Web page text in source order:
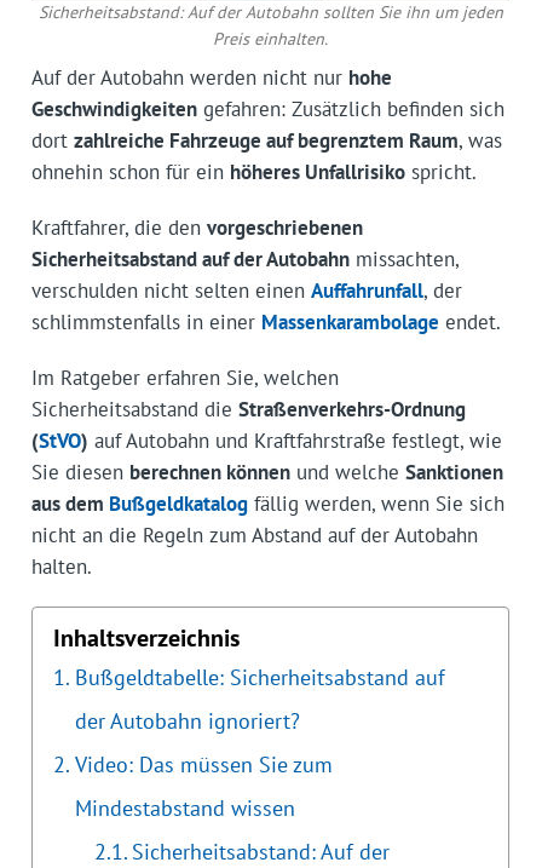
Sicherheitsabstand: Auf der Autobahn sollten Sie ihn um jeden
Preis einhalten.
Auf der Autobahn werden nicht nur hohe
Geschwindigkeitengefahren: Zusätzlich befinden sich
dort zahlreiche Fahrzeuge auf begrenztem Raum, was
ohnehin schon für ein höheres Unfallrisikospricht.
Kraftfahrer, die den vorgeschriebenen
Sicherheitsabstand auf der Autobahnmissachten,
verschulden nicht selten einen Auffahrunfall, der
schlimmstenfalls in einer Massenkarambolage endet.
Im Ratgeber erfahren Sie, welchen
Sicherheitsabstand die Straßenverkehrs-Ordnung
(StVO) auf Autobahn und Kraftfahrstraße festlegt, wie
Sie diesen berechnen könnenund welche Sanktionen
aus dem Bußgeldkatalogfällig werden, wenn Sie sich
nicht an die Regeln zum Abstand auf der Autobahn
halten.
Inhaltsverzeichnis
Bußgeldtabelle: Sicherheitsabstand auf
der Autobahn ignoriert?
Video: Das müssen Sie zum
Mindestabstand wissen
Sicherheitsabstand: Auf der